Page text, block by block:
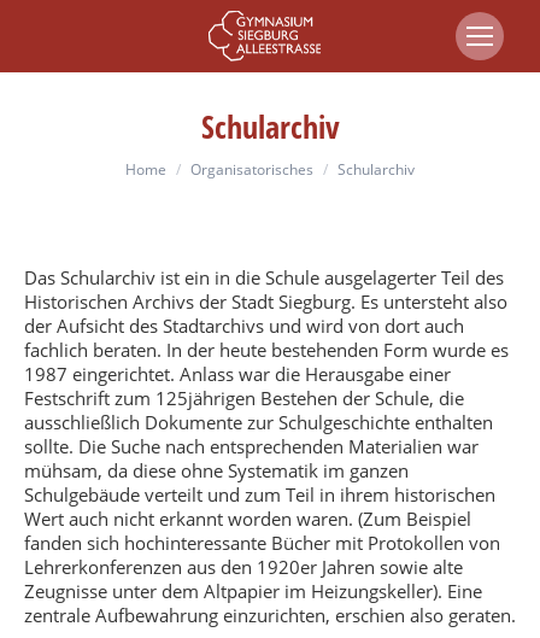
Schularchiv
You are here:
Home Organisatorisches Schularchiv
Das Schularchiv ist ein in die Schule ausgelagerter Teil des
Historischen Archivs der Stadt Siegburg. Es untersteht also
der Aufsicht des Stadtarchivs und wird von dort auch
fachlich beraten. In der heute bestehenden Form wurde es
1987 eingerichtet. Anlass war die Herausgabe einer
Festschrift zum 125jährigen Bestehen der Schule, die
ausschließlich Dokumente zur Schulgeschichte enthalten
sollte. Die Suche nach entsprechenden Materialien war
mühsam, da diese ohne Systematik im ganzen
Schulgebäude verteilt und zum Teil in ihrem historischen
Wert auch nicht erkannt worden waren. (Zum Beispiel
fanden sich hochinteressante Bücher mit Protokollen von
Lehrerkonferenzen aus den 1920er Jahren sowie alte
Zeugnisse unter dem Altpapier im Heizungskeller). Eine
zentrale Aufbewahrung einzurichten, erschien also geraten.